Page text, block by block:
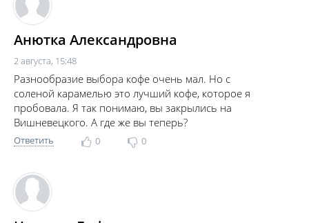
Анютка Александровна
2 августа, 15:48
Разнообразие выбора кофе очень мал. Но с
соленой карамелью это лучший кофе, которое я
пробовала. Я так понимаю, вы закрылись на
Вишневецкого. А где же вы теперь?
Ответить 0 0